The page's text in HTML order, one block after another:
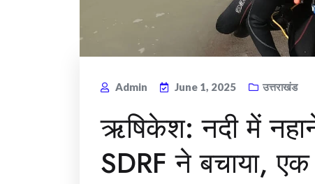
Admin June 1, 2025 उत्तराखंड
ऋषिकेश: नदी में
SDRF ने बचाया,